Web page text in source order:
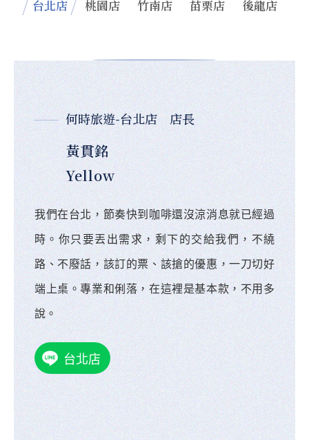
台北店 桃園店 竹南店 苗栗店 後龍店
何時旅遊-台北店 店長
黃貫銘
Yellow
我們在台北，節奏快到咖啡還沒涼消息就已經過
時。你只要丟出需求，剩下的交給我們，不繞
路、不廢話，該訂的票、該搶的優惠，一刀切好
端上桌。專業和俐落，在這裡是基本款，不用多
說。
台北店